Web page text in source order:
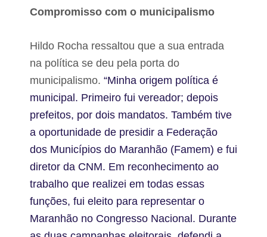
Compromisso com o municipalismo
Hildo Rocha ressaltou que a sua entrada
na política se deu pela porta do
municipalismo. “Minha origem política é
municipal. Primeiro fui vereador; depois
prefeitos, por dois mandatos. Também tive
a oportunidade de presidir a Federação
dos Municípios do Maranhão (Famem) e fui
diretor da CNM. Em reconhecimento ao
trabalho que realizei em todas essas
funções, fui eleito para representar o
Maranhão no Congresso Nacional. Durante